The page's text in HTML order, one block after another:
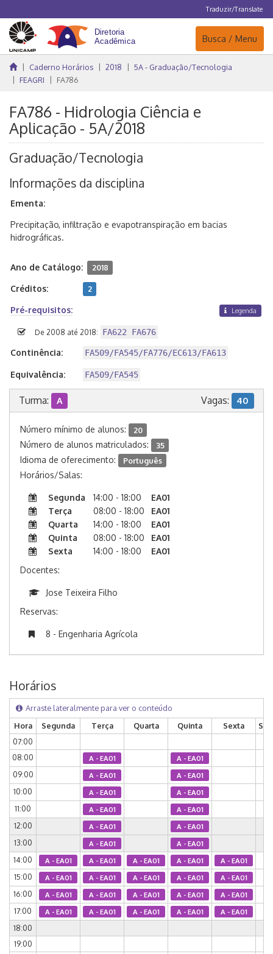
Traduzir/Translate
Navegação
Busca / Menu
Caderno Horários 2018
5A - Graduação/Tecnologia
FEAGRI
FA786
FA786 - Hidrologia Ciência e
Aplicação - 5A/2018
Graduação/Tecnologia
Informações da disciplina
Ementa:
Precipitação, infiltração e evapotranspiração em bacias
hidrográficas.
Ano de Catálogo: 2018
Créditos: 2
Pré-requisitos: Legenda
De 2008 até 2018: FA622 FA676
Continência: FA509/FA545/FA776/EC613/FA613
Equivalência: FA509/FA545
Turma: A Vagas: 40
Número mínimo de alunos: 20
Número de alunos matriculados: 35
Idioma de oferecimento: Português
Horários/Salas:
Segunda 14:00 - 18:00
EA01
Terça
08:00 - 18:00
EA01
Quarta
14:00 - 18:00
EA01
Quinta
08:00 - 18:00
EA01
Sexta
14:00 - 18:00
EA01
Docentes:
Jose Teixeira Filho
Reservas:
8 - Engenharia Agrícola
Horários
Arraste lateralmente para ver o conteúdo
Hora
Segunda Terça Quarta Quinta Sexta
07:00
08:00
A - EA01 A - EA01
09:00 A - EA01 A - EA01
10:00 A - EA01 A - EA01
11:00 A - EA01 A - EA01
12:00 A - EA01 A - EA01
13:00 A - EA01 A - EA01
14:00 A - EA01 A - EA01 A - EA01 A - EA01 A - EA01
15:00 A - EA01 A - EA01 A - EA01 A - EA01 A - EA01
16:00 A - EA01 A - EA01 A - EA01 A - EA01 A - EA01
17:00 A - EA01 A - EA01 A - EA01 A - EA01 A - EA01
18:00
19:00